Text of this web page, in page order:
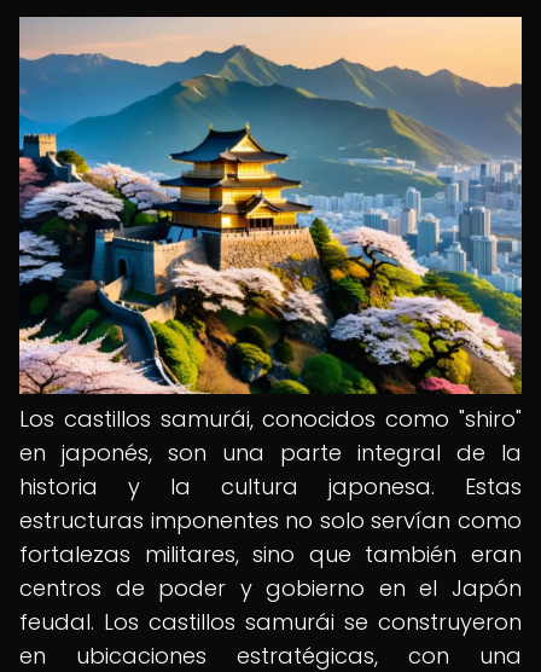
Los castillos samurái, conocidos como "shiro"
en japonés, son una parte integral de la
historia y la cultura japonesa. Estas
estructuras imponentes no solo servían como
fortalezas militares, sino que también eran
centros de poder y gobierno en el Japón
feudal. Los castillos samurái se construyeron
en ubicaciones estratégicas, con una